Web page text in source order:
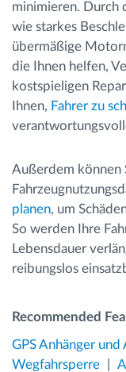
minimieren. Durch
wie starkes
übermäßige
die Ihnen helfen,
kostspieligen
Ihnen, Fahrer zu
Außerdem können
planen, um
So werden Ihre
Lebensdauer
reibungslos
Recommended
GPS Anhänger
Wegfahrsperre